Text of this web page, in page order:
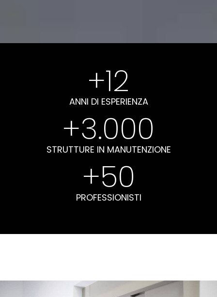
+12
ANNI DI ESPERIENZA
+3.000
STRUTTURE IN MANUTENZIONE
+50
PROFESSIONISTI